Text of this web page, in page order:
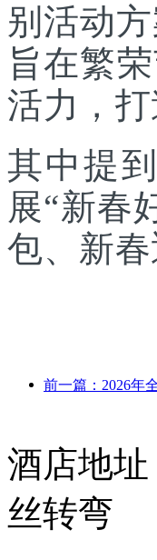
别活动
旨在繁
活力，
其中提
展“新春
包、新
酒店地
丝转弯